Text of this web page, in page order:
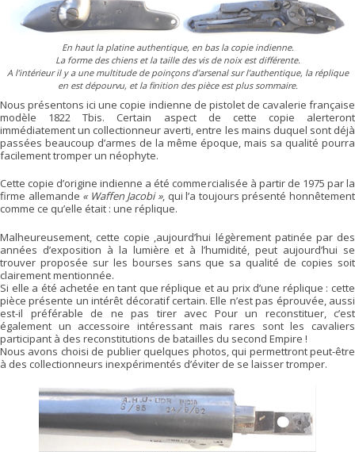
En haut la platine authentique, en bas la copie indienne.
La forme des chiens et la taille des vis de noix est différente.
A l’intérieur il y a une multitude de poinçons d’arsenal sur l’authentique, la réplique
en est dépourvu, et la finition des pièce est plus sommaire.
Nous présentons ici une copie indienne de pistolet de cavalerie française
modèle 1822 Tbis. Certain aspect de cette copie alerteront
immédiatement un collectionneur averti, entre les mains duquel sont déjà
passées beaucoup d’armes de la même époque, mais sa qualité pourra
facilement tromper un néophyte.
Cette copie d’origine indienne a été commercialisée à partir de 1975 par la
firme allemande « Waffen Jacobi », qui l’a toujours présenté honnêtement
comme ce qu’elle était : une réplique.
Malheureusement, cette copie ,aujourd’hui légèrement patinée par des
années d’exposition à la lumière et à l’humidité, peut aujourd’hui se
trouver proposée sur les bourses sans que sa qualité de copies soit
clairement mentionnée.
Si elle a été achetée en tant que réplique et au prix d’une réplique : cette
pièce présente un intérêt décoratif certain. Elle n’est pas éprouvée, aussi
est-il préférable de ne pas tirer avec Pour un reconstituer, c’est
également un accessoire intéressant mais rares sont les cavaliers
participant à des reconstitutions de batailles du second Empire !
Nous avons choisi de publier quelques photos, qui permettront peut-être
à des collectionneurs inexpérimentés d’éviter de se laisser tromper.